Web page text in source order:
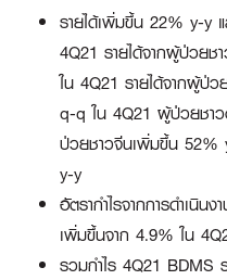
รายได้เพิ่มขึ้น 22% y-y
4Q21 รายได้จากผู้ป่วยช
ใน 4Q21 รายได้จากผู้ป่
q-q ใน 4Q21 ผู้ป่วยชา
ป่วยชาวจีนเพิ่มขึ้น
y-y
อัตรากำไรจากการดำเนิ
เพิ่มขึ้นจาก 4.9% ใน
รวมกำไร 4Q21 BDMS